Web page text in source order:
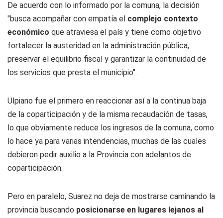
De acuerdo con lo informado por la comuna, la decisión
"busca acompañar con empatía el complejo contexto
económico que atraviesa el país y tiene como objetivo
fortalecer la austeridad en la administración pública,
preservar el equilibrio fiscal y garantizar la continuidad de
los servicios que presta el municipio".
Ulpiano fue el primero en reaccionar así a la continua baja
de la coparticipación y de la misma recaudación de tasas,
lo que obviamente reduce los ingresos de la comuna, como
lo hace ya para varias intendencias, muchas de las cuales
debieron pedir auxilio a la Provincia con adelantos de
coparticipación.
Pero en paralelo, Suarez no deja de mostrarse caminando la
provincia buscando posicionarse en lugares lejanos al